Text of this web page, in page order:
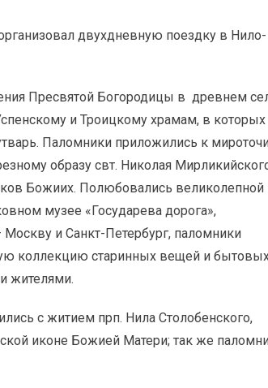
двухдневную поездку в Нило-
Пресвятой Богородицы в древнем
и Троицкому храмам, в которых
Паломники приложились к
образу свт. Николая
Божиих. Полюбовались великолепной
музее «Государева дорога»,
и Санкт-Петербург, паломники
коллекцию старинных вещей и
жителями.
с житием прп. Нила Столобенского,
иконе Божией Матери; так же